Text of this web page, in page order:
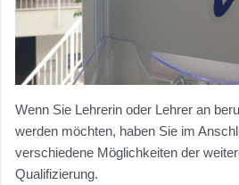
Wenn Sie Lehrerin oder Lehrer an
werden möchten, haben Sie im
verschiedene Möglichkeiten der
Qualifizierung.